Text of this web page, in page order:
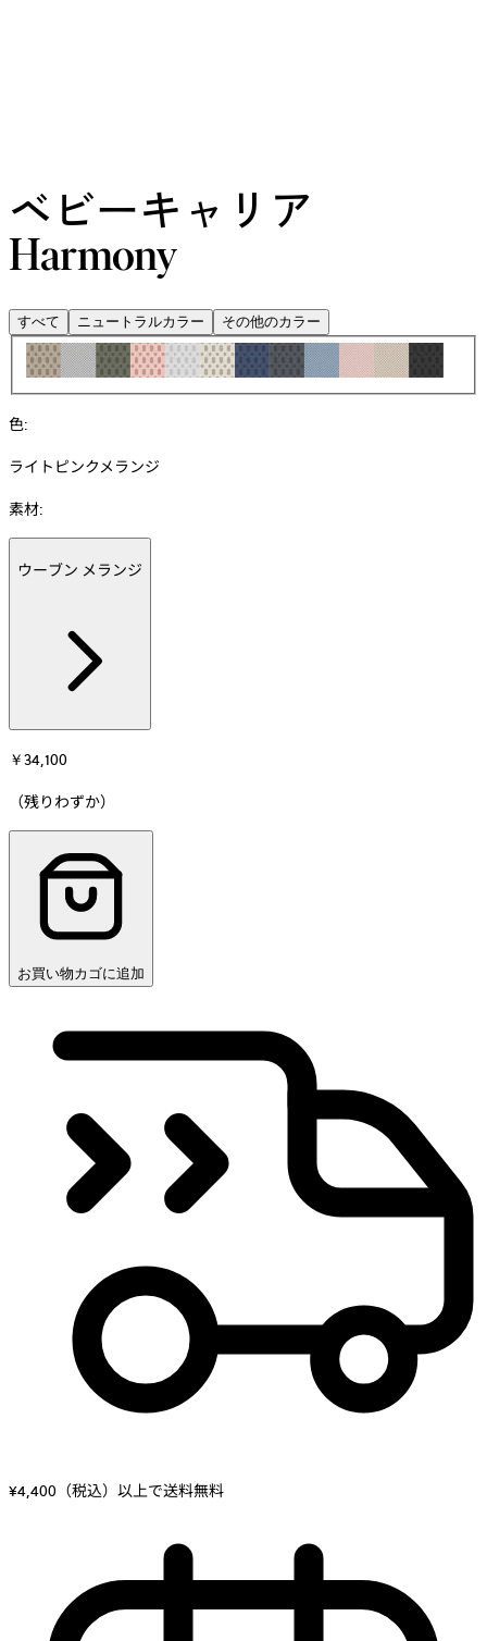
ベビーキャリア
Harmony
すべて ニュートラルカラー その他のカラー
色:
ライトピンクメランジ
素材:
ウーブン メランジ
￥34,100
（残りわずか）
お買い物カゴに追加
¥4,400（税込）以上で送料無料